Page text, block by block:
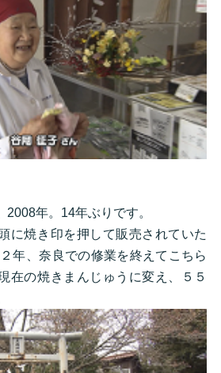
年。14年ぶりです。
に焼き印を押して販売されていた
年、奈良での修業を終えてこちら
在の焼きまんじゅうに変え、５５